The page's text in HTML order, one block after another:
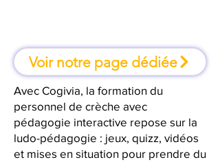
Voir notre page dédiée
Avec Cogivia, la formation du
personnel de crèche avec
pédagogie interactive repose sur la
ludo-pédagogie : jeux, quizz, vidéos
et mises en situation pour prendre du